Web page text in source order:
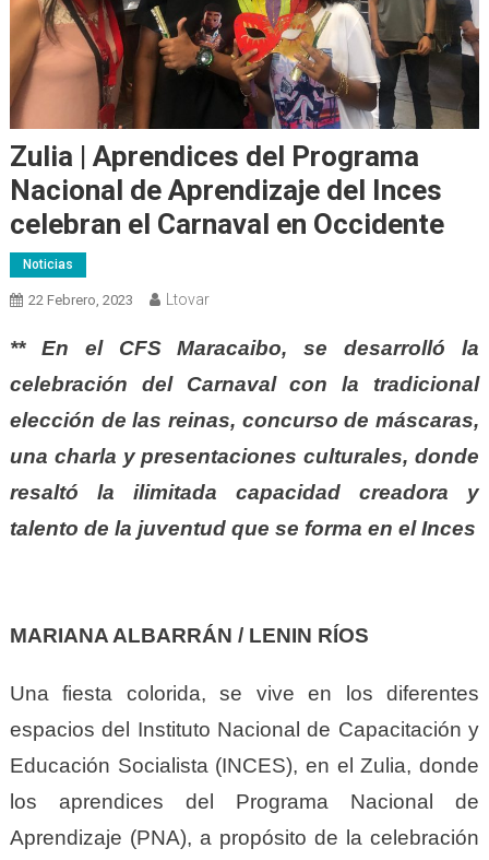
Zulia | Aprendices del Programa
Nacional de Aprendizaje del Inces
celebran el Carnaval en Occidente
Noticias
22 Febrero, 2023 Ltovar
** En el CFS Maracaibo, se desarrolló la
celebración del Carnaval con la tradicional
elección de las reinas, concurso de máscaras,
una charla y presentaciones culturales, donde
resaltó la ilimitada capacidad creadora y
talento de la juventud que se forma en el Inces
MARIANA ALBARRÁN / LENIN RÍOS
Una fiesta colorida, se vive en los diferentes
espacios del Instituto Nacional de Capacitación y
Educación Socialista (INCES), en el Zulia, donde
los aprendices del Programa Nacional de
Aprendizaje (PNA), a propósito de la celebración